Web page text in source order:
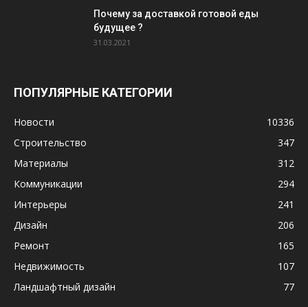
Почему за доставкой готовой еды
будущее ?
31.03.2021
ПОПУЛЯРНЫЕ КАТЕГОРИИ
Новости
10336
Строительство
347
Материалы
312
Коммуникации
294
Интерьеры
241
Дизайн
206
Ремонт
165
Недвижимость
107
Ландшафтный дизайн
77